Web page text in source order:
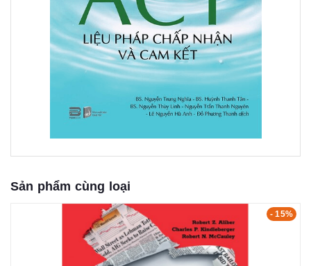
Sản phẩm cùng loại
- 15%